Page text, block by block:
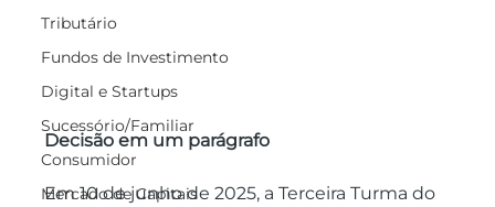
Tributário
Fundos de Investimento
Digital e Startups
Sucessório/Familiar
Consumidor
Mercado de Capitais
Decisão em um parágrafo
Em 10 de junho de 2025, a Terceira Turma do